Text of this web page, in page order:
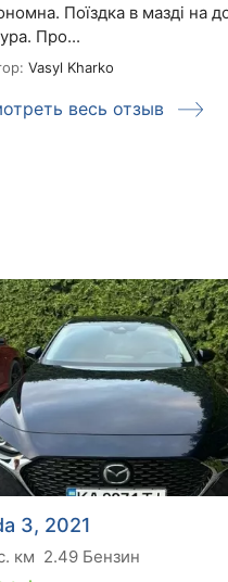
Поїздка в мазді на
Про...
Vasyl Kharko
весь отзыв
3, 2021
км 2.49 Бензин